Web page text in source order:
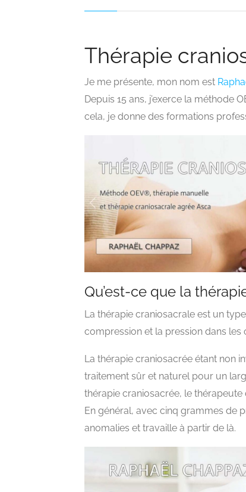
Thérapie
Je me présente, mon nom est
Depuis 15 ans, j’exerce la méthode
cela, je donne des formations
Qu’est-ce que la
La thérapie craniosacrale est un
compression et la pression dans
La thérapie craniosacrée étant non
traitement sûr et naturel pour un
thérapie craniosacrée, le
En général, avec cinq grammes de
anomalies et travaille à partir de là.